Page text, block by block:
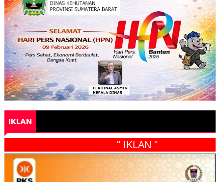
IKLAN
" IKLAN "